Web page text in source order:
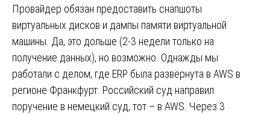
Провайдер обязан предоставить снапшоты
виртуальных дисков и дампы памяти виртуальной
машины. Да, это дольше (2-3 недели только на
получение данных), но возможно. Однажды мы
работали с делом, где ERP была развёрнута в AWS в
регионе Франкфурт. Российский суд направил
поручение в немецкий суд, тот – в AWS. Через 3